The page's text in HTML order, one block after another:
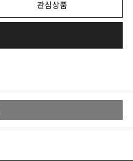
관심상품